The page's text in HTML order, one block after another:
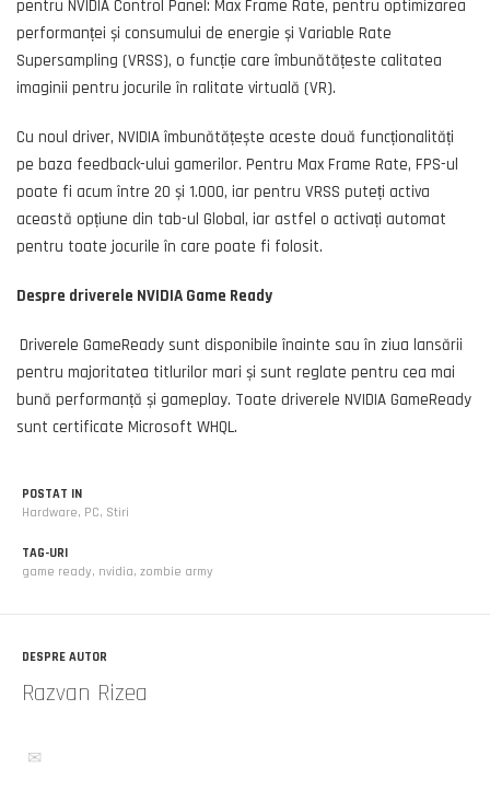
pentru NVIDIA Control Panel: Max Frame Rate, pentru optimizarea
performanței și consumului de energie și Variable Rate
Supersampling (VRSS), o funcție care îmbunătățeste calitatea
imaginii pentru jocurile în ralitate virtuală (VR).
Cu noul driver, NVIDIA îmbunătățește aceste două funcționalități
pe baza feedback-ului gamerilor. Pentru Max Frame Rate, FPS-ul
poate fi acum între 20 și 1.000, iar pentru VRSS puteți activa
această opțiune din tab-ul Global, iar astfel o activați automat
pentru toate jocurile în care poate fi folosit.
Despre driverele NVIDIA Game Ready
Driverele GameReady sunt disponibile înainte sau în ziua lansării
pentru majoritatea titlurilor mari și sunt reglate pentru cea mai
bună performanță și gameplay. Toate driverele NVIDIA GameReady
sunt certificate Microsoft WHQL.
POSTAT IN
Hardware, PC, Stiri
TAG-URI
game ready, nvidia, zombie army
DESPRE AUTOR
Razvan Rizea